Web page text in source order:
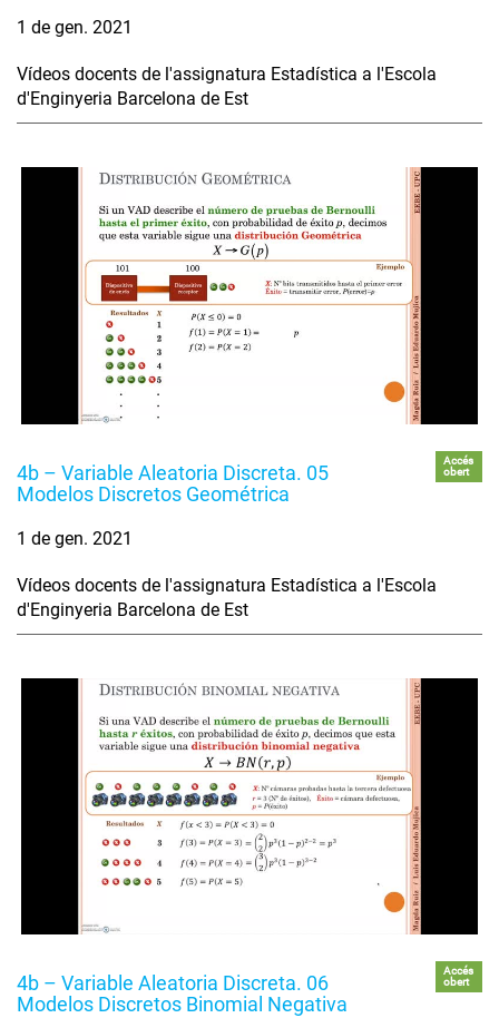
1 de gen. 2021
Vídeos docents de l'assignatura Estadística a l'Escola
d'Enginyeria Barcelona de Est
4b – Variable Aleatoria Discreta. 05
Modelos Discretos Geométrica
Accés
obert
1 de gen. 2021
Vídeos docents de l'assignatura Estadística a l'Escola
d'Enginyeria Barcelona de Est
4b – Variable Aleatoria Discreta. 06
Modelos Discretos Binomial Negativa
Accés
obert